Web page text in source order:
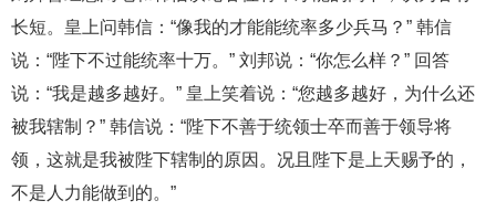
长短。皇上问韩信：“像我的才能能统率多少兵马？” 韩信
说：“陛下不过能统率十万。” 刘邦说：“你怎么样？” 回答
说：“我是越多越好。” 皇上笑着说：“您越多越好，为什么还
被我辖制？” 韩信说：“陛下不善于统领士卒而善于领导将
领，这就是我被陛下辖制的原因。况且陛下是上天赐予的，
不是人力能做到的。”